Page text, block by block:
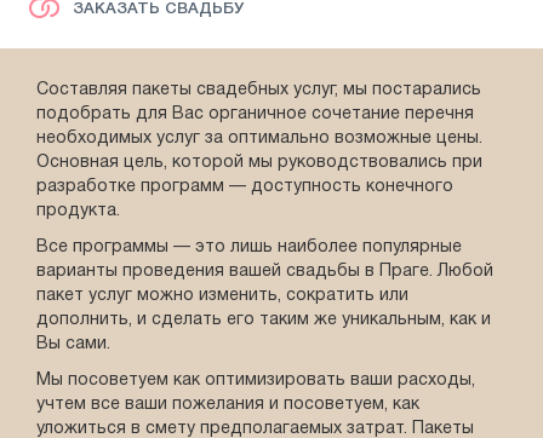
ЗАКАЗАТЬ СВАДЬБУ
Составляя пакеты свадебных услуг, мы постарались
подобрать для Вас органичное сочетание перечня
необходимых услуг за оптимально возможные цены.
Основная цель, которой мы руководствовались при
разработке программ — доступность конечного
продукта.
Все программы — это лишь наиболее популярные
варианты проведения вашей свадьбы в Праге. Любой
пакет услуг можно изменить, сократить или
дополнить, и сделать его таким же уникальным, как и
Вы сами.
Мы посоветуем как оптимизировать ваши расходы,
учтем все ваши пожелания и посоветуем, как
уложиться в смету предполагаемых затрат. Пакеты